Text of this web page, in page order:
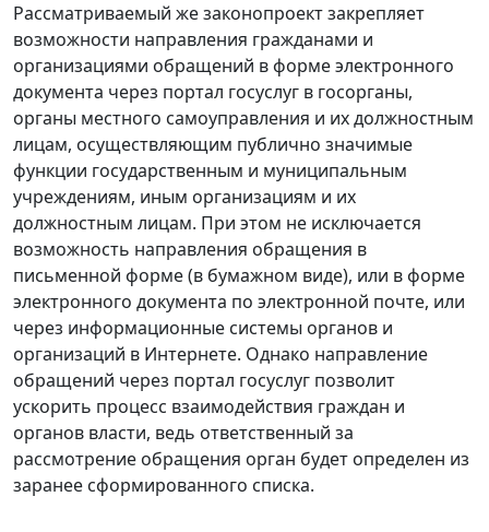
Рассматриваемый же законопроект закрепляет
возможности направления гражданами и
организациями обращений в форме электронного
документа через портал госуслуг в госорганы,
органы местного самоуправления и их должностным
лицам, осуществляющим публично значимые
функции государственным и муниципальным
учреждениям, иным организациям и их
должностным лицам. При этом не исключается
возможность направления обращения в
письменной форме (в бумажном виде), или в форме
электронного документа по электронной почте, или
через информационные системы органов и
организаций в Интернете. Однако направление
обращений через портал госуслуг позволит
ускорить процесс взаимодействия граждан и
органов власти, ведь ответственный за
рассмотрение обращения орган будет определен из
заранее сформированного списка.